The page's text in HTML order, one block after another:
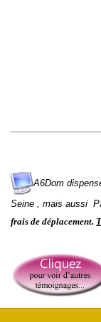
A6Dom
Seine , mais aussi
frais de déplacement.